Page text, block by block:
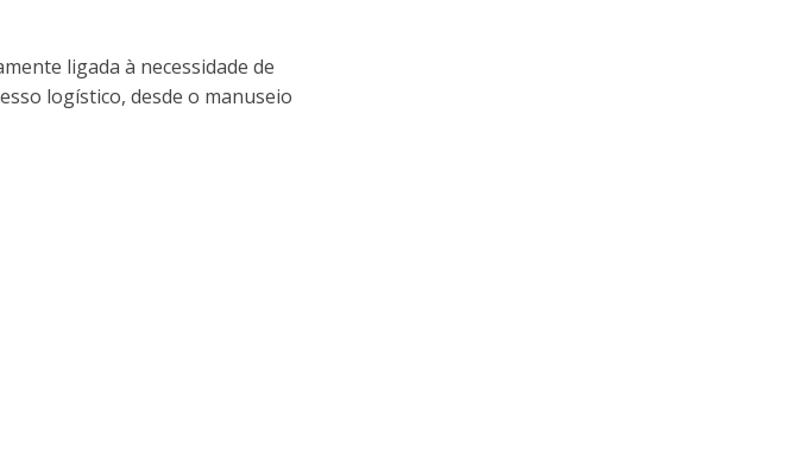
ligada à necessidade de
logístico, desde o manuseio